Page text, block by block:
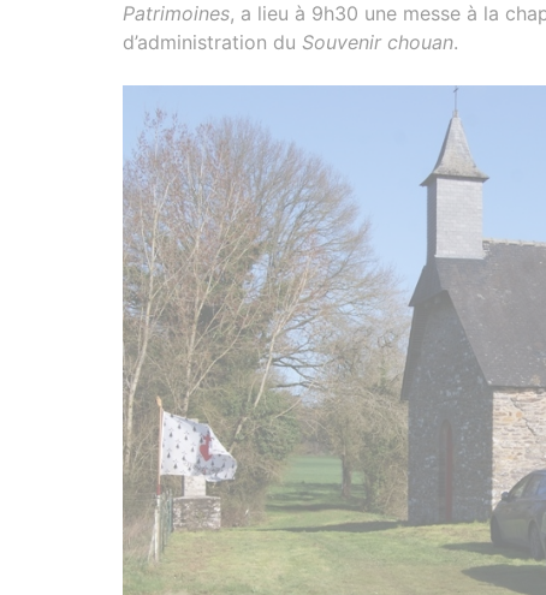
Patrimoines, a lieu à 9h30 une messe à la
d’administration du Souvenir chouan.